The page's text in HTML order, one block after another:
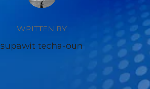
WRITTEN BY
supawit techa-oun